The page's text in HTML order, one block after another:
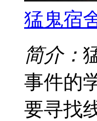
猛鬼宿
简介：
事件的
要寻找